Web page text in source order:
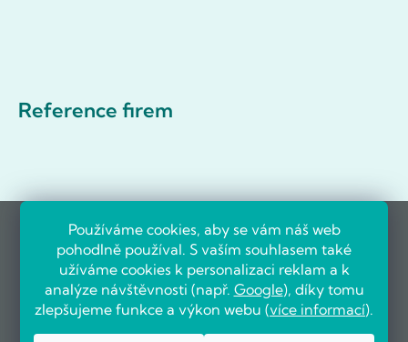
Používáme cookies, aby se vám náš web
pohodlně používal. S vaším souhlasem také
užíváme cookies k personalizaci reklam a k
analýze návštěvnosti (např. Google), díky tomu
zlepšujeme funkce a výkon webu (více informací).
Reference firem